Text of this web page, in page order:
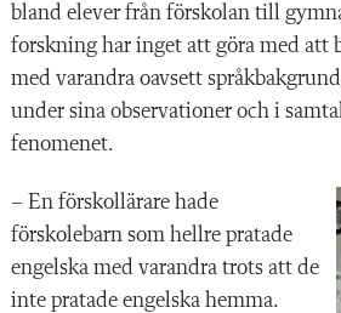
bland elever från förskolan till
forskning har inget att göra med att
med varandra oavsett
under sina observationer och i
fenomenet.
– En förskollärare hade
förskolebarn som hellre pratade
engelska med varandra trots att de
inte pratade engelska hemma.